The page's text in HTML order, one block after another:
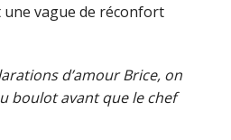
vague de réconfort
d’amour Brice, on
boulot avant que le chef